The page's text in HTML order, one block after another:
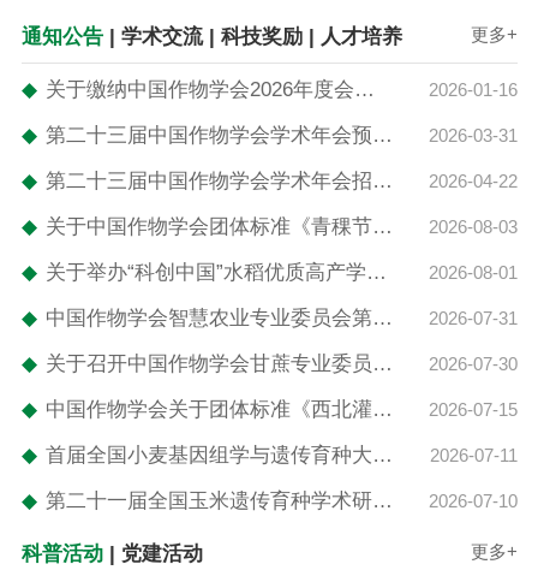
通知公告 更多+
| 学术交流| 科技奖励| 人才培养
◆ 关于缴纳中国作物学会2026年度会费的通知 2026-01-16
◆ 第二十三届中国作物学会学术年会预通知 2026-03-31
◆ 第二十三届中国作物学会学术年会招展公告 2026-04-22
◆ 关于中国作物学会团体标准《青稞节粮减损生产技术规范》发布公告 2026-08-03
◆ 关于举办“科创中国”水稻优质高产学术研讨及现场观摩会的通知 2026-08-01
◆ 中国作物学会智慧农业专业委员会第五届学术年会第三轮通知 2026-07-31
◆ 关于召开中国作物学会甘蔗专业委员会 第20届学术年会的通知 2026-07-30
◆ 中国作物学会关于团体标准《西北灌溉区鲜食糯玉米绿色丰产栽培技术规程》立项的公告 2026-07-15
◆ 首届全国小麦基因组学与遗传育种大会第一轮通知 2026-07-11
◆ 第二十一届全国玉米遗传育种学术研讨会第二轮通知 2026-07-10
科普活动 更多+
| 党建活动